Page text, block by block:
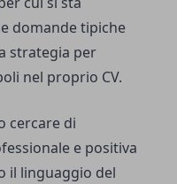
domande tipiche
strategia per
nel proprio CV.
cercare di
e positiva
il linguaggio del